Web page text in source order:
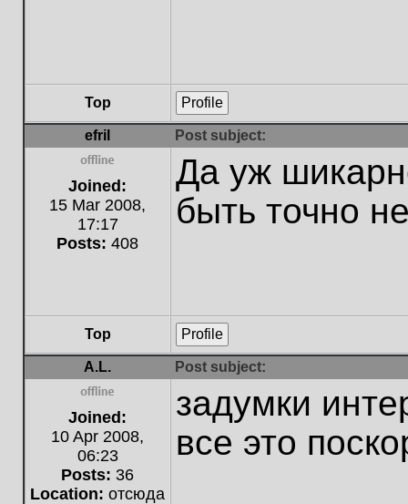
Top Profile
efril Post subject:
Offline
Joined:
15 Mar 2008,
17:17
Posts: 408
Да уж
быть точно
Top Profile
A.L. Post subject:
Offline
Joined:
10 Apr 2008,
06:23
Posts: 36
Location: отсюда
задумки
все это